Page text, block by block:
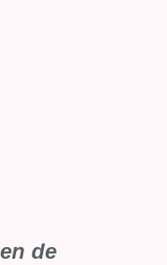
de